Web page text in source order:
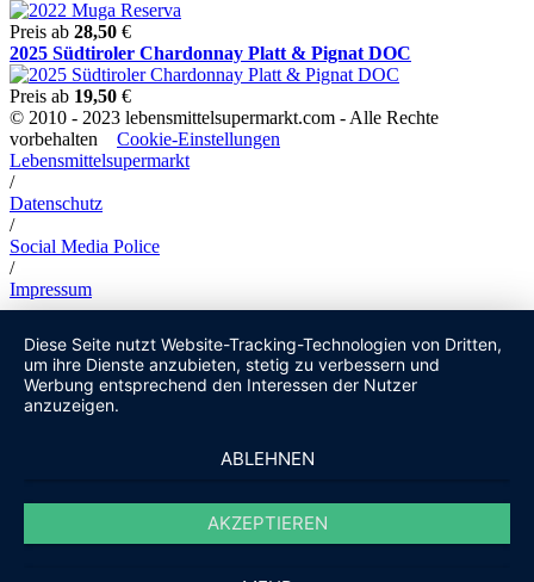
Preis ab 28,50 €
2025 Südtiroler Chardonnay Platt & Pignat DOC
Preis ab 19,50 €
© 2010 - 2023 lebensmittelsupermarkt.com - Alle Rechte
vorbehalten Cookie-Einstellungen
Lebensmittelsupermarkt
/
Datenschutz
/
Social Media Police
/
Impressum
Diese Seite nutzt Website-Tracking-Technologien von Dritten,
um ihre Dienste anzubieten, stetig zu verbessern und
Werbung entsprechend den Interessen der Nutzer
anzuzeigen.
ABLEHNEN
AKZEPTIEREN